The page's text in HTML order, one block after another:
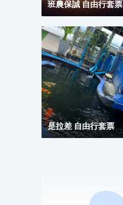
班農保誠 自由行套票
是拉差 自由行套票